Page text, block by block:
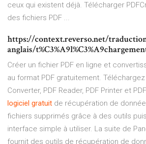
ceux qui existent déjà. Télécharger
des fichiers PDF ...
https://context.reverso.net/
anglais/
Créer un fichier PDF en ligne et
au format PDF gratuitement. Téléchargez
Converter, PDF Reader, PDF Printer et
logiciel gratuit de récupération de
fichiers supprimés grâce à des outils
interface simple à utiliser. La suite de
fournit des outils de récupération de